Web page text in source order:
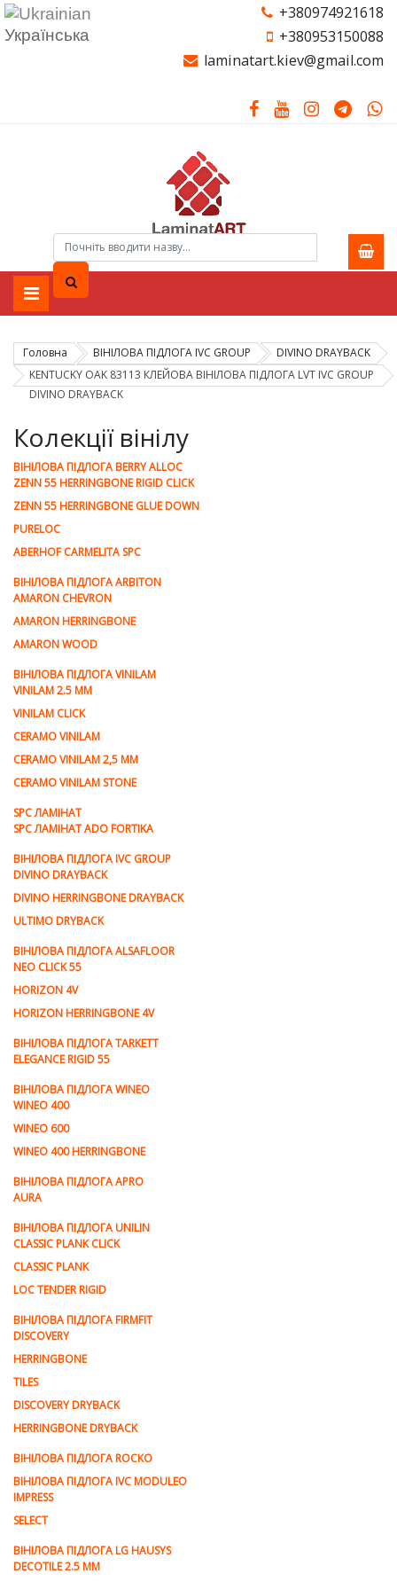
Українська
+380974921618
+380953150088
laminatart.kiev@gmail.com
Головна ВІНІЛОВА ПІДЛОГА IVC GROUP
DIVINO DRAYBACK
KENTUCKY OAK 83113 КЛЕЙОВА ВІНІЛОВА ПІДЛОГА LVT IVC GROUP
DIVINO DRAYBACK
Колекції вінілу
ВІНІЛОВА ПІДЛОГА BERRY ALLOC
ZENN 55 HERRINGBONE RIGID CLICK
ZENN 55 HERRINGBONE GLUE DOWN
PURELOC
ABERHOF CARMELITA SPC
ВІНІЛОВА ПІДЛОГА ARBITON
AMARON CHEVRON
AMARON HERRINGBONE
AMARON WOOD
ВІНІЛОВА ПІДЛОГА VINILAM
VINILAM 2.5 MM
VINILAM CLICK
CERAMO VINILAM
CERAMO VINILAM 2,5 MM
CERAMO VINILAM STONE
SPC ЛАМІНАТ
SPC ЛАМІНАТ ADO FORTIKA
ВІНІЛОВА ПІДЛОГА IVC GROUP
DIVINO DRAYBACK
DIVINO HERRINGBONE DRAYBACK
ULTIMO DRYBACK
ВІНІЛОВА ПІДЛОГА ALSAFLOOR
NEO CLICK 55
HORIZON 4V
HORIZON HERRINGBONE 4V
ВІНІЛОВА ПІДЛОГА TARKETT
ELEGANCE RIGID 55
ВІНІЛОВА ПІДЛОГА WINEO
WINEO 400
WINEO 600
WINEO 400 HERRINGBONE
ВІНІЛОВА ПІДЛОГА APRO
AURA
ВІНІЛОВА ПІДЛОГА UNILIN
CLASSIC PLANK CLICK
CLASSIC PLANK
LOC TENDER RIGID
ВІНІЛОВА ПІДЛОГА FIRMFIT
DISCOVERY
HERRINGBONE
TILES
DISCOVERY DRYBACK
HERRINGBONE DRYBACK
ВІНІЛОВА ПІДЛОГА ROCKO
ВІНІЛОВА ПІДЛОГА IVC MODULEO
IMPRESS
SELECT
ВІНІЛОВА ПІДЛОГА LG HAUSYS
DECOTILE 2.5 MM